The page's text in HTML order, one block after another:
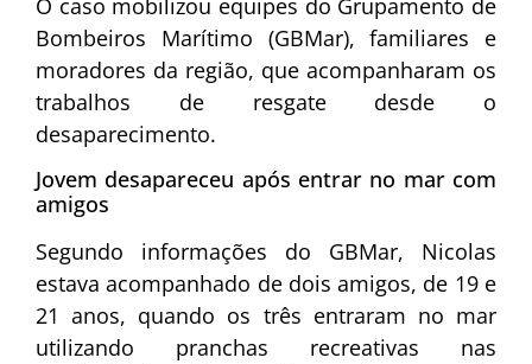
Bombeiros Marítimo (GBMar), familiares e
moradores da região, que acompanharam os
trabalhos de resgate desde o
desaparecimento.
Jovem desapareceu após entrar no mar com
amigos
Segundo informações do GBMar, Nicolas
estava acompanhado de dois amigos, de 19 e
21 anos, quando os três entraram no mar
utilizando pranchas recreativas nas